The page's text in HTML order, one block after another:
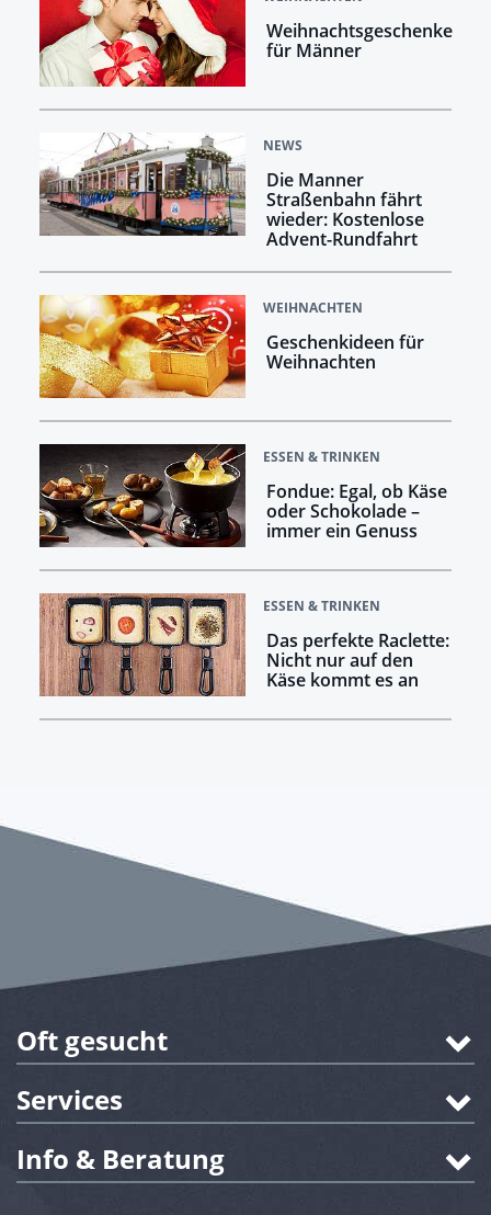
Weihnachtsgeschenke
für Männer
NEWS
Die Manner
Straßenbahn fährt
wieder: Kostenlose
Advent-Rundfahrt
WEIHNACHTEN
Geschenkideen für
Weihnachten
ESSEN & TRINKEN
Fondue: Egal, ob Käse
oder Schokolade –
immer ein Genuss
ESSEN & TRINKEN
Das perfekte Raclette:
Nicht nur auf den
Käse kommt es an
Oft gesucht
Services
Info & Beratung